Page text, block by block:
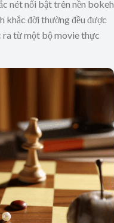
nét nổi bật trên nền bokeh
khắc đời thường đều được
ra từ một bộ movie thực